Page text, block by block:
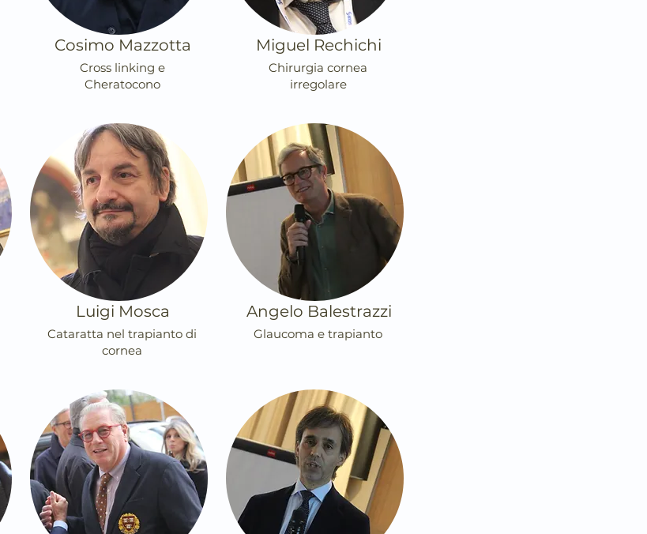
Cosimo Mazzotta
Cross linking e
Cheratocono
Luigi Mosca
Cataratta nel trapianto di
cornea
Miguel Rechichi
Chirurgia cornea
irregolare
Angelo Balestrazzi
Glaucoma e trapianto